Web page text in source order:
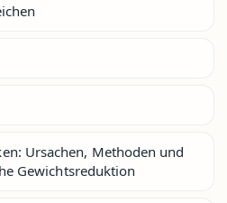
Ursachen, Methoden und
Gewichtsreduktion